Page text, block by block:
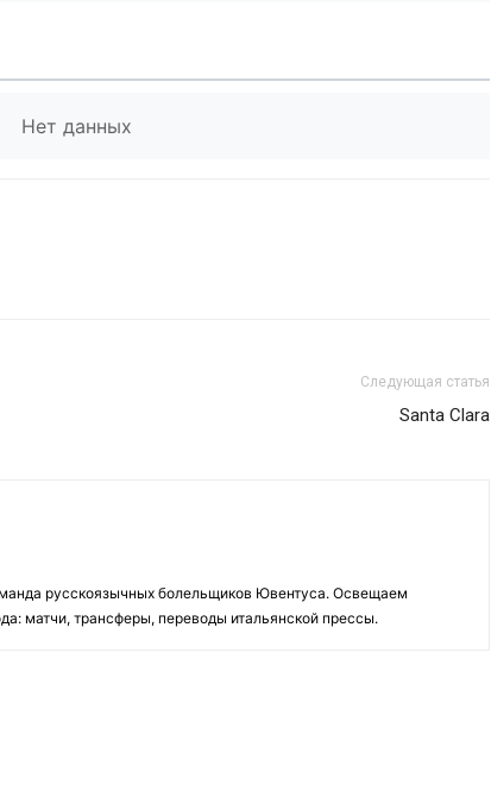
Нет данных
Следующая статья
Santa Clara
русскоязычных болельщиков Ювентуса. Освещаем
матчи, трансферы, переводы итальянской прессы.